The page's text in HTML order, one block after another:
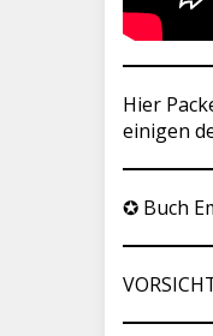
Hier
einigen
✪ Buch